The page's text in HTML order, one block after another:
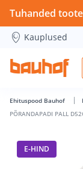
PÕRANDAPADI
Tuhanded
Kauplused
Ehituspood Bauhof
PÕRANDAPADI PALL
E-HIND